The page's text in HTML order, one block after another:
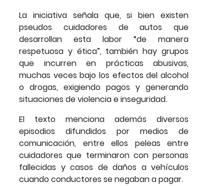
La iniciativa señala que, si bien existen
pseudos cuidadores de autos que
desarrollan esta labor “de manera
respetuosa y ética”, también hay grupos
que incurren en prácticas abusivas,
muchas veces bajo los efectos del alcohol
o drogas, exigiendo pagos y generando
situaciones de violencia e inseguridad.
El texto menciona además diversos
episodios difundidos por medios de
comunicación, entre ellos peleas entre
cuidadores que terminaron con personas
fallecidas y casos de daños a vehículos
cuando conductores se negaban a pagar.